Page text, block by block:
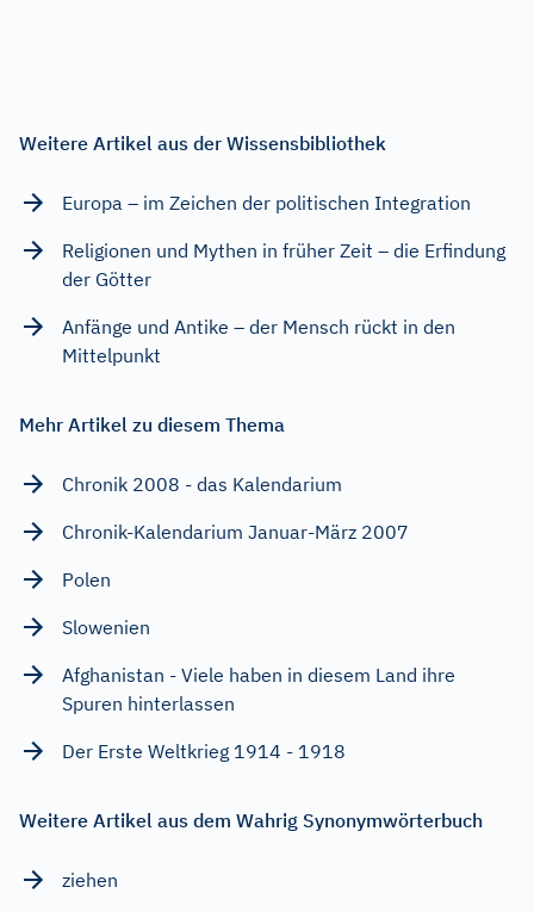
Weitere Artikel aus der Wissensbibliothek
Europa – im Zeichen der politischen Integration
Religionen und Mythen in früher Zeit – die Erfindung
der Götter
Anfänge und Antike – der Mensch rückt in den
Mittelpunkt
Mehr Artikel zu diesem Thema
Chronik 2008 - das Kalendarium
Chronik-Kalendarium Januar-März 2007
Polen
Slowenien
Afghanistan - Viele haben in diesem Land ihre
Spuren hinterlassen
Der Erste Weltkrieg 1914 - 1918
Weitere Artikel aus dem Wahrig Synonymwörterbuch
ziehen